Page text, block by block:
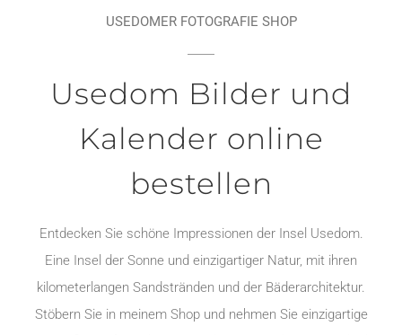
USEDOMER FOTOGRAFIE SHOP
Usedom Bilder und
Kalender online
bestellen
Entdecken Sie schöne Impressionen der Insel Usedom.
Eine Insel der Sonne und einzigartiger Natur, mit ihren
kilometerlangen Sandstränden und der Bäderarchitektur.
Stöbern Sie in meinem Shop und nehmen Sie einzigartige